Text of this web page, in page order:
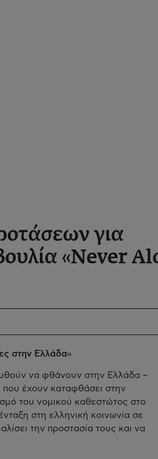
για
«Never
στην Ελλάδα»
να φθάνουν στην Ελλάδα –
που έχουν καταφθάσει στην
του νομικού καθεστώτος στο
στη ελληνική κοινωνία σε
την προστασία τους και να